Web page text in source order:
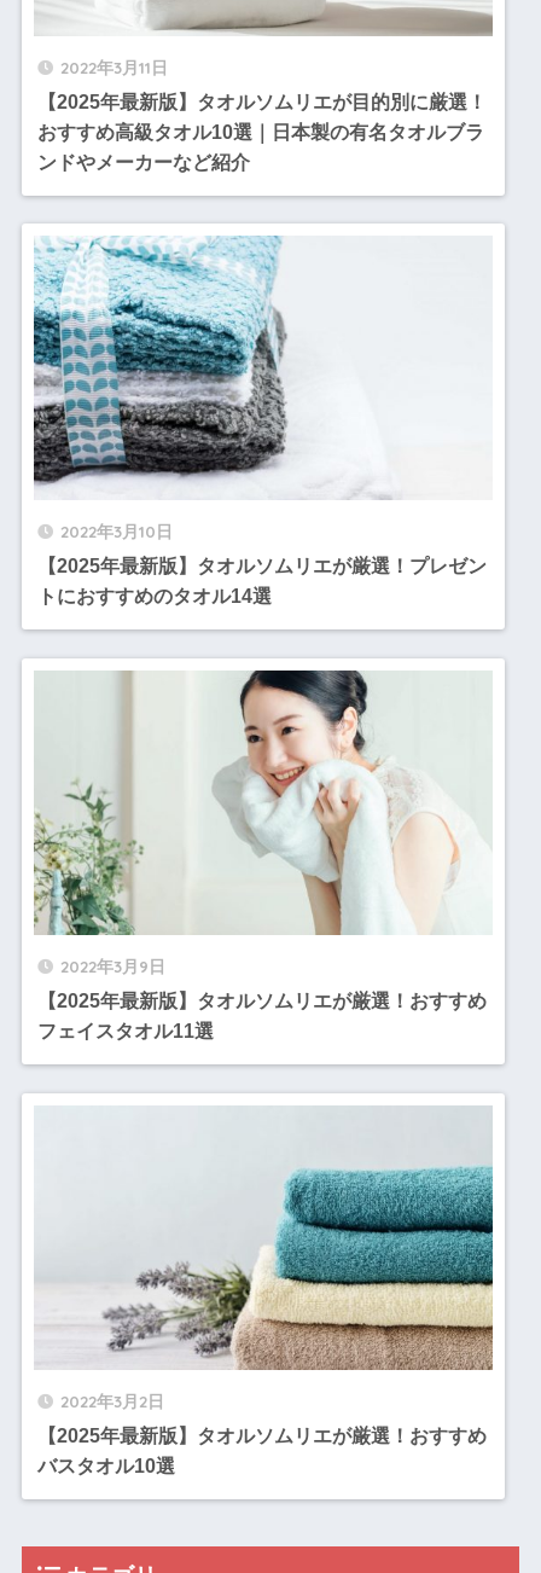
2022年3月11日
【2025年最新版】タオルソムリエが目的別に厳選！
おすすめ高級タオル10選｜日本製の有名タオルブラ
ンドやメーカーなど紹介
2022年3月10日
【2025年最新版】タオルソムリエが厳選！プレゼン
トにおすすめのタオル14選
2022年3月9日
【2025年最新版】タオルソムリエが厳選！おすすめ
フェイスタオル11選
2022年3月2日
【2025年最新版】タオルソムリエが厳選！おすすめ
バスタオル10選